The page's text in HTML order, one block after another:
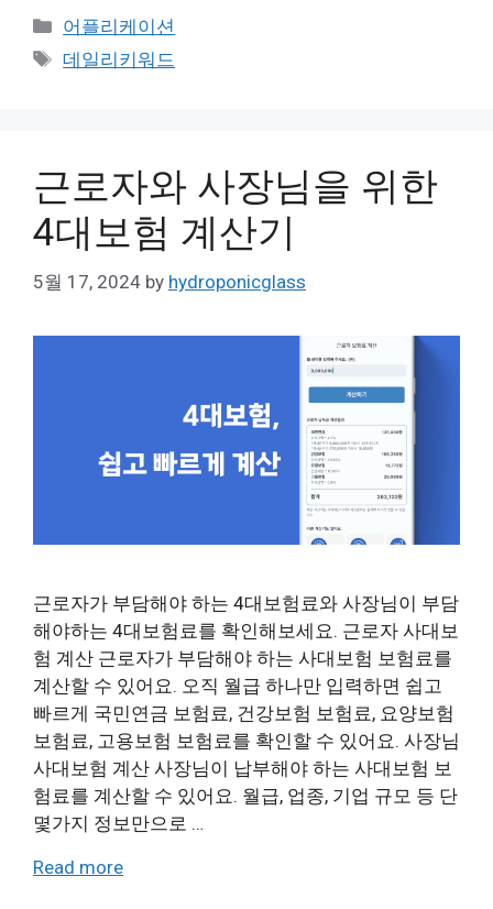
Categories
어플리케이션
Tags
데일리키워드
근로자와 사장님을 위한
4대보험 계산기
5월 17, 2024 by hydroponicglass
근로자가 부담해야 하는 4대보험료와 사장님이 부담
해야하는 4대보험료를 확인해보세요. 근로자 사대보
험 계산 근로자가 부담해야 하는 사대보험 보험료를
계산할 수 있어요. 오직 월급 하나만 입력하면 쉽고
빠르게 국민연금 보험료, 건강보험 보험료, 요양보험
보험료, 고용보험 보험료를 확인할 수 있어요. 사장님
사대보험 계산 사장님이 납부해야 하는 사대보험 보
험료를 계산할 수 있어요. 월급, 업종, 기업 규모 등 단
몇가지 정보만으로 …
Read more